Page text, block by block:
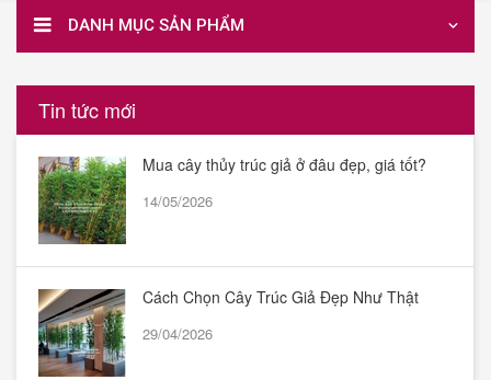
DANH MỤC SẢN PHẨM
Tin tức mới
Mua cây thủy trúc giả ở đâu đẹp, giá tốt?
14/05/2026
Cách Chọn Cây Trúc Giả Đẹp Như Thật
29/04/2026